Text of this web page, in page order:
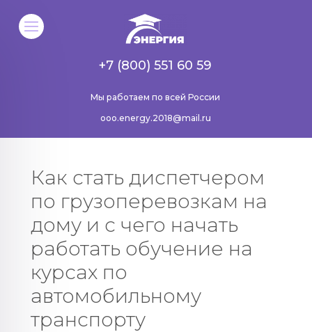
Мы работаем по всей России
+7 (800) 551 60 59
ooo.energy.2018@mail.ru
Как стать диспетчером
по грузоперевозкам на
дому и с чего начать
работать обучение на
курсах по
автомобильному
транспорту